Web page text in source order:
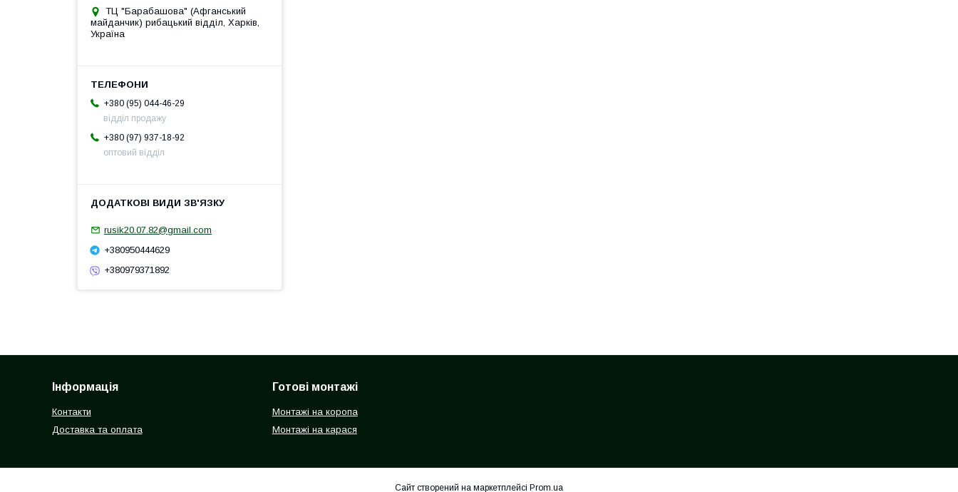
ТЦ "Барабашова" (Афганський
майданчик) рибацький відділ, Харків,
Україна
+380 (95) 044-46-29
відділ продажу
+380 (97) 937-18-92
оптовий відділ
rusik20.07.82@gmail.com
+380950444629
+380979371892
Інформація
Контакти
Доставка та оплата
Готові монтажі
Монтажі на коропа
Монтажі на карася
Сайт створений на маркетплейсі Prom.ua